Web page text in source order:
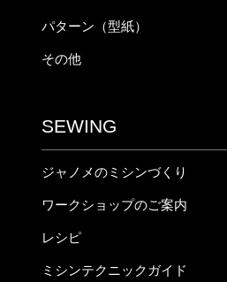
パターン（型紙）
その他
SEWING
ジャノメのミシンづくり
ワークショップのご案内
レシピ
ミシンテクニックガイド